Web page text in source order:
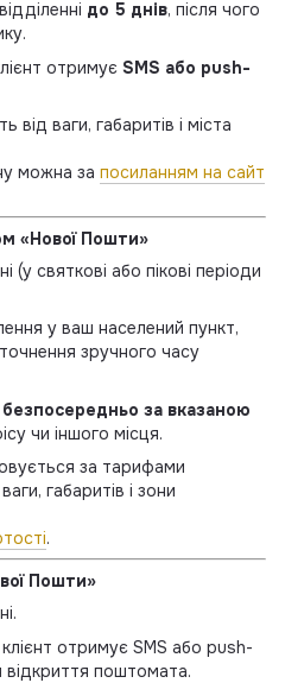
до 5 днів, після чого
отримує SMS або push-
від ваги, габаритів і міста
можна за посиланням на сайт
«Нової Пошти»
(у святкові або пікові періоди
у ваш населений пункт,
зручного часу
безпосередньо за вказаною
чи іншого місця.
за тарифами
габаритів і зони
.
Пошти»
отримує SMS або push-
поштомата.